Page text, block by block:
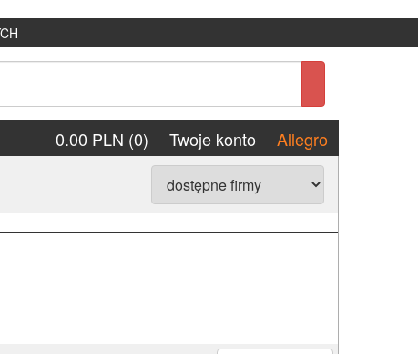
0.00 PLN (0) Twoje konto
Allegro